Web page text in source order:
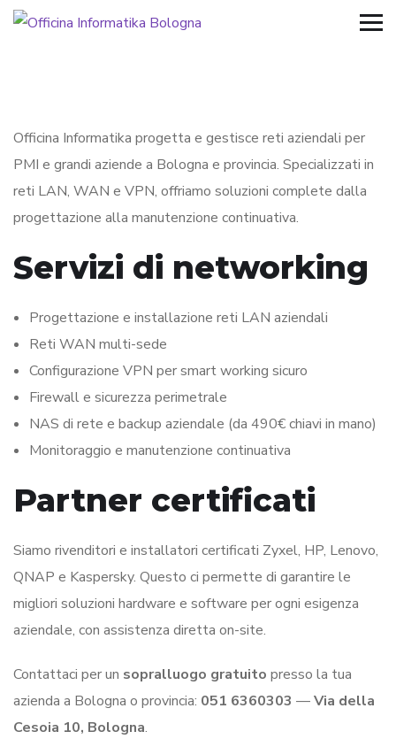
Officina Informatika progetta e gestisce reti aziendali per
PMI e grandi aziende a Bologna e provincia. Specializzati in
reti LAN, WAN e VPN, offriamo soluzioni complete dalla
progettazione alla manutenzione continuativa.
Servizi di networking
Progettazione e installazione reti LAN aziendali
Reti WAN multi-sede
Configurazione VPN per smart working sicuro
Firewall e sicurezza perimetrale
NAS di rete e backup aziendale (da 490€ chiavi in mano)
Monitoraggio e manutenzione continuativa
Partner certificati
Siamo rivenditori e installatori certificati Zyxel, HP, Lenovo,
QNAP e Kaspersky. Questo ci permette di garantire le
migliori soluzioni hardware e software per ogni esigenza
aziendale, con assistenza diretta on-site.
Contattaci per un sopralluogo gratuito presso la tua
azienda a Bologna o provincia: 051 6360303 —Via della
Cesoia 10, Bologna.